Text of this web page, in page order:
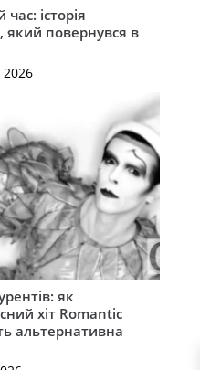
історія
який повернувся в
як
хіт Romantic
альтернативна